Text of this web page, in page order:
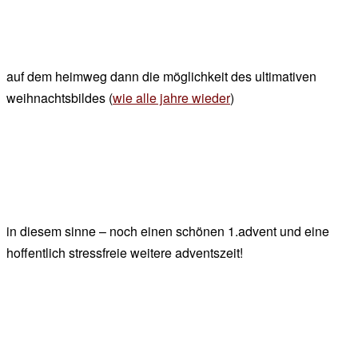
auf dem heimweg dann die möglichkeit des ultimativen
weihnachtsbildes (wie alle jahre wieder)
in diesem sinne – noch einen schönen 1.advent und eine
hoffentlich stressfreie weitere adventszeit!